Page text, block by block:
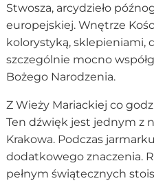
Stwosza, arcydzieło
europejskiej. Wnętrze
kolorystyką, sklepieniami,
szczególnie mocno
Bożego Narodzenia.
Z Wieży Mariackiej co
Ten dźwięk jest jednym z
Krakowa. Podczas
dodatkowego znaczenia.
pełnym świątecznych